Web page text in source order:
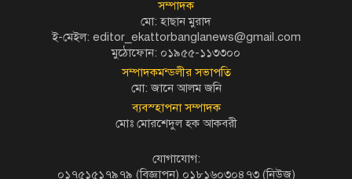
সম্পাদক
মো: হাছান মুরাদ
ই-মেইল: editor_ekattorbanglanews@gmail.com
মুঠোফোন: ০১৯৫৫-১১৩৩০০
সম্পাদকমন্ডলীর সভাপতি
মো: জানে আলম জনি
ব্যবস্হাপনা সম্পাদক
মোঃ মোরশেদুল হক আকবরী
যোগাযোগ:
০১৭৫১৫১৭৯৭৯ (বিজ্ঞাপন) ০১৮১৬০৩০৪৭৩ (নিউজ)